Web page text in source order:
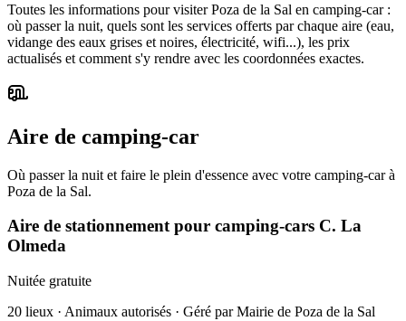
Toutes les informations pour visiter Poza de la Sal en camping-car :
où passer la nuit, quels sont les services offerts par chaque aire (eau,
vidange des eaux grises et noires, électricité, wifi...), les prix
actualisés et comment s'y rendre avec les coordonnées exactes.
Aire de camping-car
Où passer la nuit et faire le plein d'essence avec votre camping-car à
Poza de la Sal.
Aire de stationnement pour camping-cars C. La
Olmeda
Nuitée gratuite
20 lieux · Animaux autorisés · Géré par Mairie de Poza de la Sal